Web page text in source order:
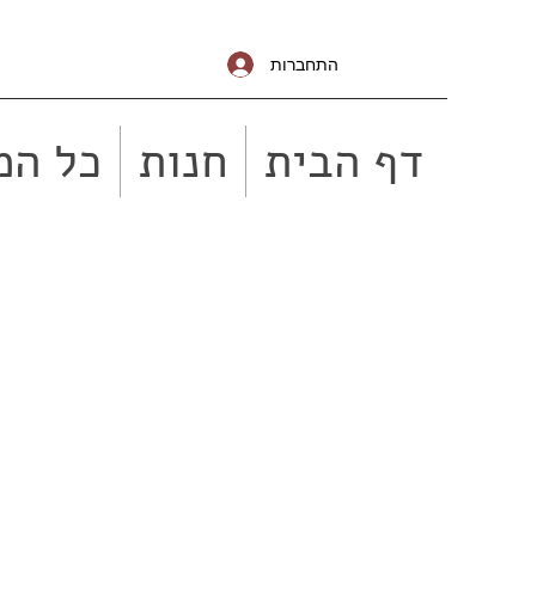
התחברות
דף הבית חנות כל